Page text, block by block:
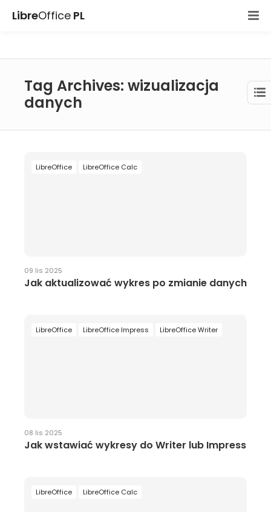
LibreOffice PL
Tag Archives: wizualizacja
danych
LibreOffice LibreOffice Calc
09 lis 2025
Jak aktualizować wykres po zmianie danych
LibreOffice LibreOffice Impress LibreOffice Writer
08 lis 2025
Jak wstawiać wykresy do Writer lub Impress
LibreOffice LibreOffice Calc